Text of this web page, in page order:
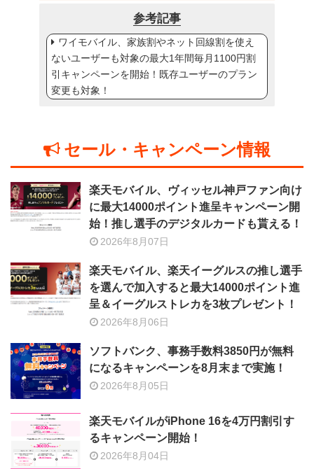
参考記事
ワイモバイル、家族割やネット回線割を使え
ないユーザーも対象の最大1年間毎月1100円割
引キャンペーンを開始！既存ユーザーのプラン
変更も対象！
セール・キャンペーン情報
楽天モバイル、ヴィッセル神戸ファン向け
に最大14000ポイント進呈キャンペーン開
始！推し選手のデジタルカードも貰える！
2026年8月07日
楽天モバイル、楽天イーグルスの推し選手
を選んで加入すると最大14000ポイント進
呈＆イーグルストレカを3枚プレゼント！
2026年8月06日
ソフトバンク、事務手数料3850円が無料
になるキャンペーンを8月末まで実施！
2026年8月05日
楽天モバイルがiPhone 16を4万円割引す
るキャンペーン開始！
2026年8月04日